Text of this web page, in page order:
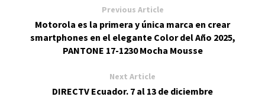
Previous Article
Motorola es la primera y única marca en crear
smartphones en el elegante Color del Año 2025,
PANTONE 17-1230 Mocha Mousse
Next Article
DIRECTV Ecuador. 7 al 13 de diciembre